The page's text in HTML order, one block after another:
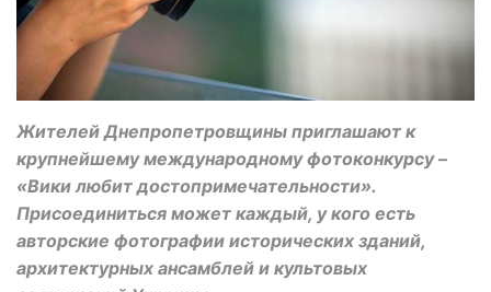
Жителей Днепропетровщины приглашают к
крупнейшему международному фотоконкурсу –
«Вики любит достопримечательности».
Присоединиться может каждый, у кого есть
авторские фотографии исторических зданий,
архитектурных ансамблей и культовых